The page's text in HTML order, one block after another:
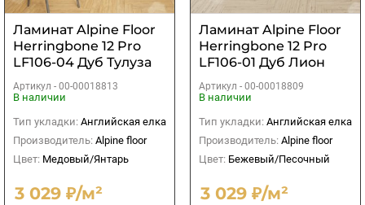
Ламинат Alpine Floor
Herringbone 12 Pro
LF106-04 Дуб Тулуза
Артикул - 00-00018813
В наличии
Тип укладки: Английская елка
Производитель: Alpine floor
Цвет: Медовый/Янтарь
3 029 ₽/м²
Ламинат Alpine Floor
Herringbone 12 Pro
LF106-01 Дуб Лион
Артикул - 00-00018809
В наличии
Тип укладки: Английская елка
Производитель: Alpine floor
Цвет: Бежевый/Песочный
3 029 ₽/м²